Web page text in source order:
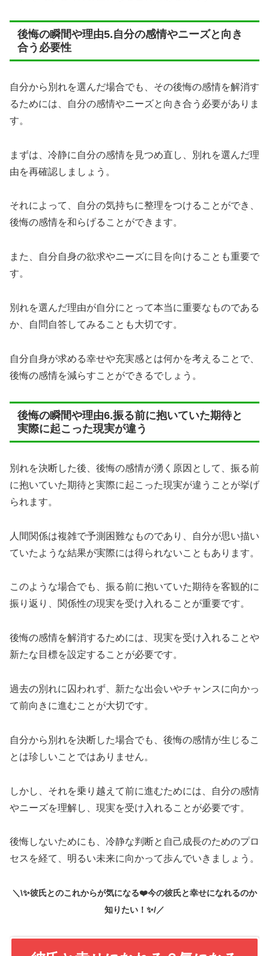
後悔の瞬間や理由5.自分の感情やニーズと向き
合う必要性
自分から別れを選んだ場合でも、その後悔の感情を解消す
るためには、自分の感情やニーズと向き合う必要がありま
す。
まずは、冷静に自分の感情を見つめ直し、別れを選んだ理
由を再確認しましょう。
それによって、自分の気持ちに整理をつけることができ、
後悔の感情を和らげることができます。
また、自分自身の欲求やニーズに目を向けることも重要で
す。
別れを選んだ理由が自分にとって本当に重要なものである
か、自問自答してみることも大切です。
自分自身が求める幸せや充実感とは何かを考えることで、
後悔の感情を減らすことができるでしょう。
後悔の瞬間や理由6.振る前に抱いていた期待と
実際に起こった現実が違う
別れを決断した後、後悔の感情が湧く原因として、振る前
に抱いていた期待と実際に起こった現実が違うことが挙げ
られます。
人間関係は複雑で予測困難なものであり、自分が思い描い
ていたような結果が実際には得られないこともあります。
このような場合でも、振る前に抱いていた期待を客観的に
振り返り、関係性の現実を受け入れることが重要です。
後悔の感情を解消するためには、現実を受け入れることや
新たな目標を設定することが必要です。
過去の別れに囚われず、新たな出会いやチャンスに向かっ
て前向きに進むことが大切です。
自分から別れを決断した場合でも、後悔の感情が生じるこ
とは珍しいことではありません。
しかし、それを乗り越えて前に進むためには、自分の感情
やニーズを理解し、現実を受け入れることが必要です。
後悔しないためにも、冷静な判断と自己成長のためのプロ
セスを経て、明るい未来に向かって歩んでいきましょう。
＼\✨彼氏とのこれからが気になる❤️今の彼氏と幸せになれるのか
知りたい！✨/／